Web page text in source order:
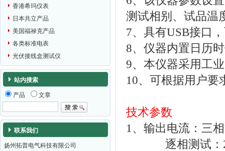
香港希玛仪表
日本共立产品
美国福禄克产品
各类标准电表
光伏接线盒测试仪
站内搜索
产品 文章
联系我们
扬州拓普电气科技有限公司
测试相别、试品温
7、具有USB接口
8、仪器内置日历
9、本仪器采用工
10、可根据用户要
技术参数
1、输出电流：三
逐相测试：